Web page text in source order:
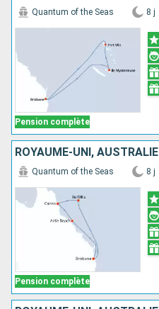
Pension complète
Quantum of the Seas 8 j
ROYAUME-UNI, AUSTRALIE
Pension complète
Quantum of the Seas 8 j